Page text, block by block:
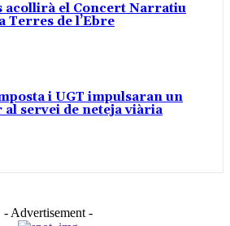
acollirà el Concert Narratiu
Terres de l’Ebre
i UGT impulsaran un
servei de neteja viària
- Advertisement -